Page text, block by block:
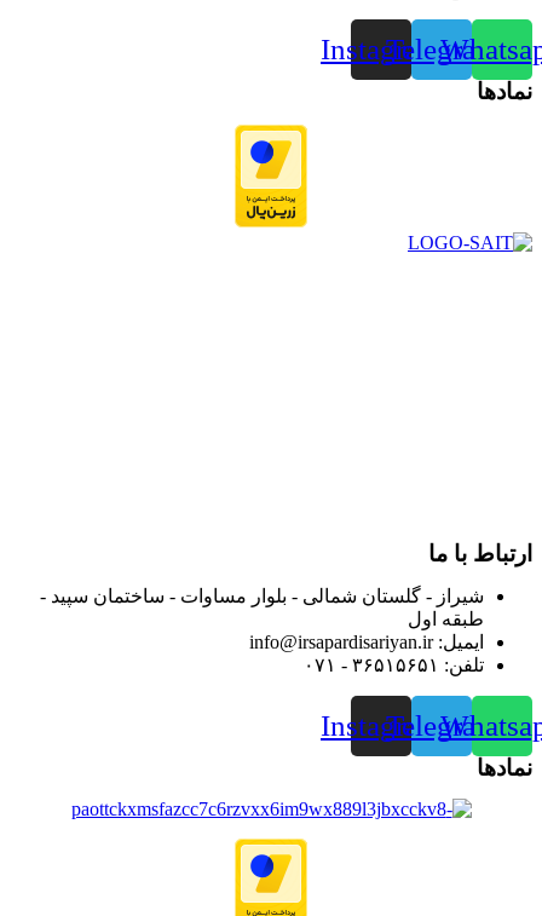
Telegram
Instagram
نمادها
ارتباط با ما
شیراز - گلستان شمالی - بلوار مساوات - ساختمان سپید -
طبقه اول
ایمیل: info@irsapardisariyan.ir
تلفن: ۳۶۵۱۵۶۵۱ - ۰۷۱
Telegram
Instagram
نمادها